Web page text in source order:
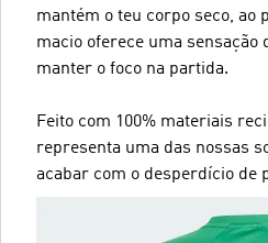
mantém o teu corpo seco, ao
macio oferece uma sensação
manter o foco na partida.
Feito com 100% materiais
representa uma das nossas
acabar com o desperdício de